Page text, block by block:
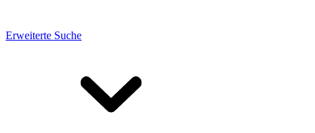
Erweiterte Suche